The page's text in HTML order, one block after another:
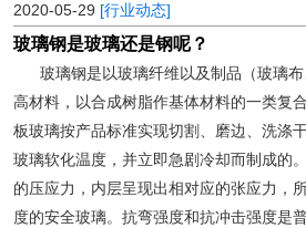
2020-05-29 [行业动态]
玻璃钢是玻璃还是钢呢？
玻璃钢是以玻璃纤维以及制品（玻璃
高材料，以合成树脂作基体材料的一类复
板玻璃按产品标准实现切割、磨边、洗涤
玻璃软化温度，并立即急剧冷却而制成的
的压应力，内层呈现出相对应的张应力，
度的安全玻璃。抗弯强度和抗冲击强度是